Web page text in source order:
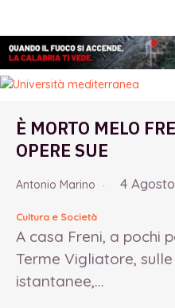
È MORTO MELO
OPERE SUE
Antonio Marino 4
Cultura e Società
A casa Freni, a pochi
Terme Vigliatore,
istantanee,...